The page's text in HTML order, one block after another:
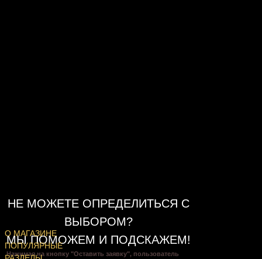
НЕ МОЖЕТЕ ОПРЕДЕЛИТЬСЯ С
ВЫБОРОМ?
МЫ ПОМОЖЕМ И ПОДСКАЖЕМ!
Нажимая на кнопку "Оставить заявку", пользователь
О МАГАЗИНЕ
ПОПУЛЯРНЫЕ